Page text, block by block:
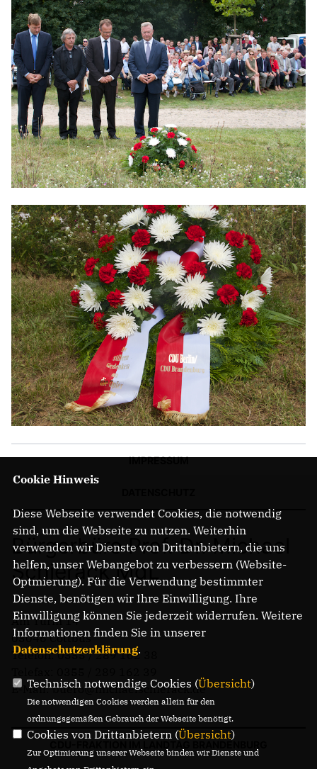
IMPRESSUM
Bürgerbüro Prof. Dr. Michael
Schierack MdL
Am Turm 14
03046 Cottbus
Telefon: 0355 / 289 162 38
E-Mail: buero@michaelschierack.de
Cookie Hinweis
Diese Webseite verwendet Cookies, die notwendig
sind, um die Webseite zu nutzen. Weiterhin
verwenden wir Dienste von Drittanbietern, die uns
helfen, unser Webangebot zu verbessern (Website-
Optmierung). Für die Verwendung bestimmter
Dienste, benötigen wir Ihre Einwilligung. Ihre
Einwilligung können Sie jederzeit widerrufen. Weitere
Informationen finden Sie in unserer
Datenschutzerklärung.
Technisch notwendige Cookies (Übersicht)
Die notwendigen Cookies werden allein für den
ordnungsgemäßen Gebrauch der Webseite benötigt.
Cookies von Drittanbietern (Übersicht)
Zur Optimierung unserer Webseite binden wir Dienste und